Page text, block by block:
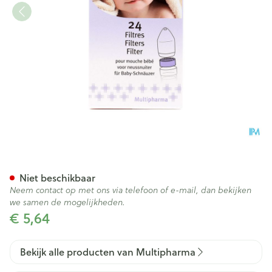
€ 5,64
Niet beschikbaar
Neem contact op met ons via telefoon of e-mail, dan bekijken
we samen de mogelijkheden.
Bekijk alle producten van Multipharma